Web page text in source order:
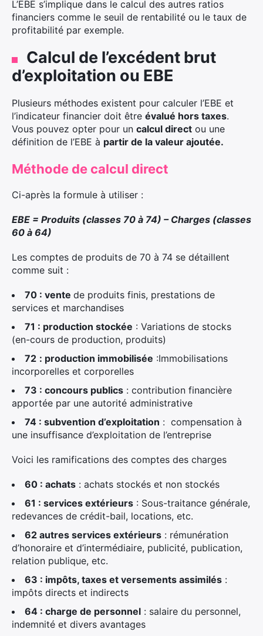
L’EBE s’implique dans le calcul des autres ratios
financiers comme le seuil de rentabilité ou le taux de
profitabilité par exemple.
Calcul de l’excédent brut
d’exploitation ou EBE
Plusieurs méthodes existent pour calculer l’EBE et
l’indicateur financier doit être évalué hors taxes.
Vous pouvez opter pour un calcul direct ou une
définition de l’EBE à partir de la valeur ajoutée.
Méthode de calcul direct
Ci-après la formule à utiliser :
EBE = Produits (classes 70 à 74) – Charges (classes
60 à 64)
Les comptes de produits de 70 à 74 se détaillent
comme suit :
70 : vente de produits finis, prestations de
services et marchandises
71 : production stockée : Variations de stocks
(en-cours de production, produits)
72 : production immobilisée :Immobilisations
incorporelles et corporelles
73 : concours publics : contribution financière
apportée par une autorité administrative
74 : subvention d’exploitation : compensation à
une insuffisance d’exploitation de l’entreprise
Voici les ramifications des comptes des charges
60 : achats : achats stockés et non stockés
61 : services extérieurs : Sous-traitance générale,
redevances de crédit-bail, locations, etc.
62 autres services extérieurs : rémunération
d’honoraire et d’intermédiaire, publicité, publication,
relation publique, etc.
63 : impôts, taxes et versements assimilés :
impôts directs et indirects
64 : charge de personnel : salaire du personnel,
indemnité et divers avantages
: